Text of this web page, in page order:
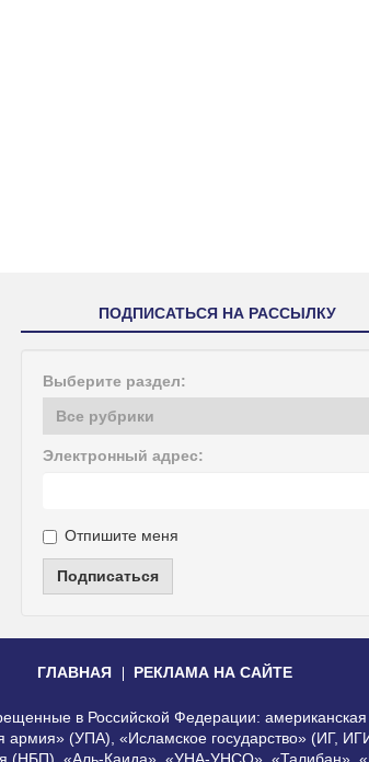
ПОДПИСАТЬСЯ НА РАССЫЛКУ
Выберите раздел:
Электронный адрес:
Отпишите меня
Подписаться
ГЛАВНАЯ РЕКЛАМА НА САЙТЕ
в Российской Федерации:
армия» (УПА), «Исламское государство» (ИГ,
(НБП), «Аль-Каида», «УНА-УНСО», «Талибан»,